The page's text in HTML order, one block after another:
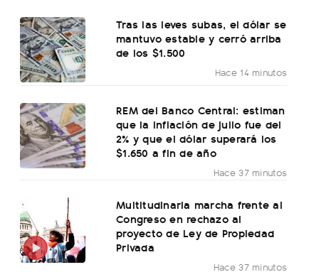
Tras las leves subas, el dólar se
mantuvo estable y cerró arriba
de los $1.500
Hace 14 minutos
REM del Banco Central: estiman
que la inflación de julio fue del
2% y que el dólar superará los
$1.650 a fin de año
Hace 37 minutos
Multitudinaria marcha frente al
Congreso en rechazo al
proyecto de Ley de Propiedad
Privada
Hace 37 minutos